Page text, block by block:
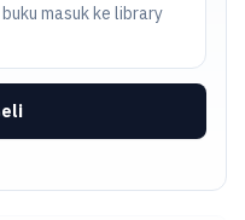
masuk ke library